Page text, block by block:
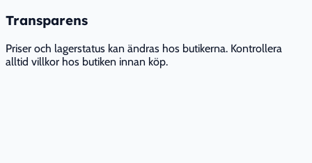
Transparens
Priser och lagerstatus kan ändras hos butikerna. Kontrollera
alltid villkor hos butiken innan köp.